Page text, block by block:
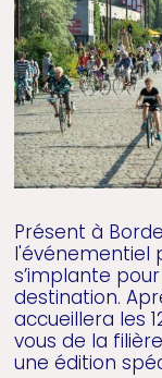
Présent à
l'événementiel
s’implante
destination.
accueillera les
vous de la
une édition